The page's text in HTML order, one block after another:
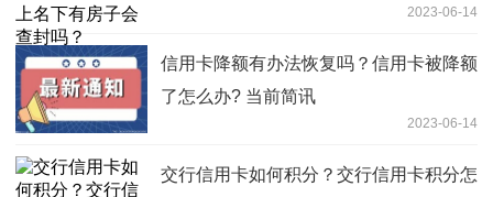
2023-06-14
信用卡降额有办法恢复吗？信用卡被降额
了怎么办? 当前简讯
2023-06-14
交行信用卡如何积分？交行信用卡积分怎